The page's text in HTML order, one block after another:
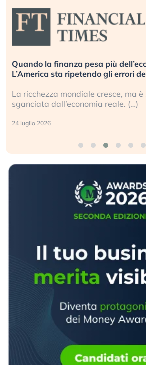
Quando la finanza pesa più
L’America sta ripetendo gli errori
La ricchezza mondiale cresce, ma
sganciata dall’economia reale. (…)
24 luglio 2026